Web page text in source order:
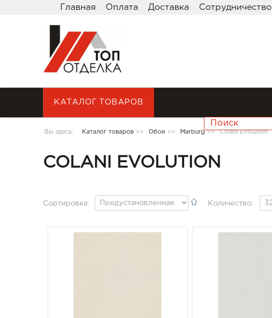
Главная Оплата Доставка Сотрудничество
КАТАЛОГ ТОВАРОВ
Вы здесь: Каталог товаров >> Обои >> Marburg >> Colani Evolution
COLANI EVOLUTION
Сортировка: Количество: